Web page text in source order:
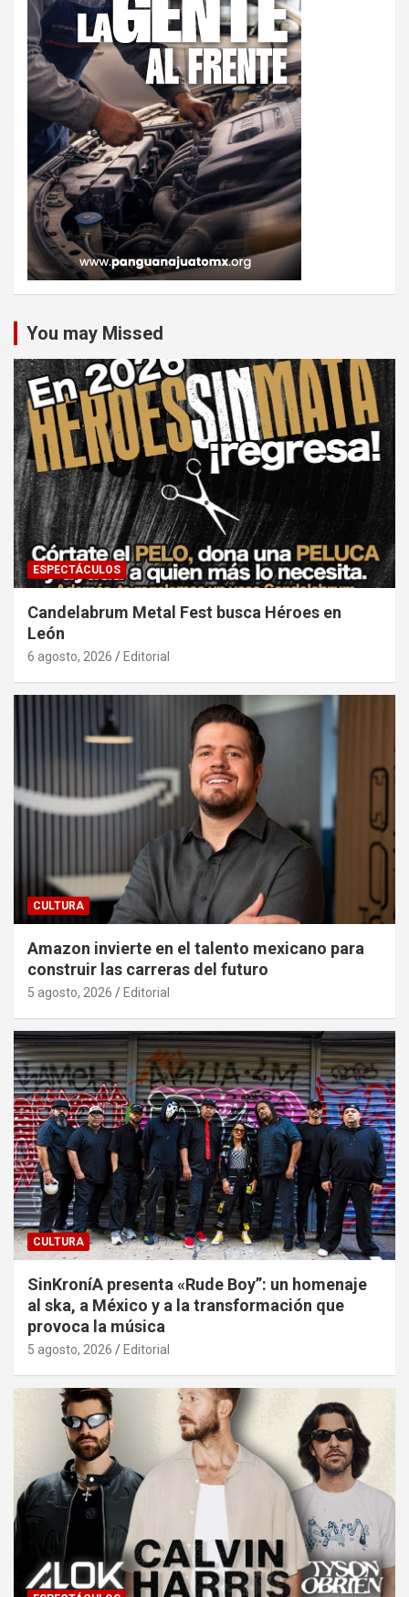
You may Missed
ESPECTÁCULOS
Candelabrum Metal Fest busca Héroes en
León
6 agosto, 2026 Editorial
CULTURA
Amazon invierte en el talento mexicano para
construir las carreras del futuro
5 agosto, 2026 Editorial
CULTURA
SinKroníA presenta «Rude Boy”: un homenaje
al ska, a México y a la transformación que
provoca la música
5 agosto, 2026 Editorial